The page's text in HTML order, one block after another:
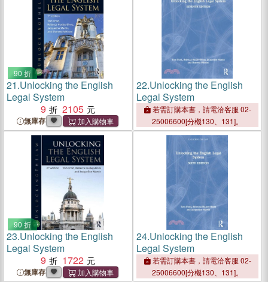
90 折
21.Unlocking the English
Legal System
9
2105
無庫存
22.Unlocking the English
Legal System
若需訂購本書，請電洽客服 02-
25006600[分機130、131]。
90 折
23.Unlocking the English
Legal System
9
1722
無庫存
24.Unlocking the English
Legal System
若需訂購本書，請電洽客服 02-
25006600[分機130、131]。